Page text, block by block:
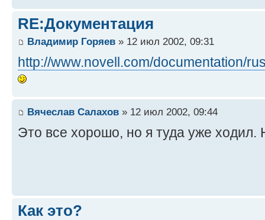
RE:Документация
Владимир Горяев » 12 июл 2002, 09:31
http://www.novell.com/documentation/
Вячеслав Салахов » 12 июл 2002, 09:44
Это все хорошо, но я туда уже
Как это?